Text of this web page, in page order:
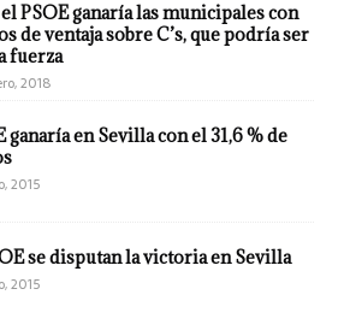
PSOE ganaría las municipales con
de ventaja sobre C’s, que podría ser
fuerza
2018
ganaría en Sevilla con el 31,6 % de
2015
se disputan la victoria en Sevilla
2015